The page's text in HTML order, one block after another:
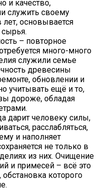
и качество,
служить своему
основывается
– повторное
много-много
служили семье
древесины
обновлении и
учитывать ещё и то,
дороже, обладая
дарит человеку силы,
расслабляться,
и наполняет
не только в
из них. Очищение
и примесей – всё это
которого